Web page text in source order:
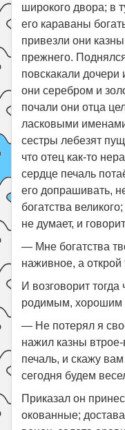
широкого двора; в
его караваны
привезли они
прежнего.
повскакали
они серебром и
почали они отца
ласковыми
сестры лебезят
что отец как-то
сердце печаль
его допрашивать,
богатства
не думает, и
— Мне богатства
наживное, а
И возговорит
родимым, хорошим
— Не потерял я
нажил казны втрое-
печаль, и скажу
сегодня будем
Приказал он
окованные;